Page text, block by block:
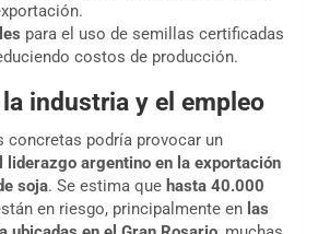
para el uso de semillas certificadas
costos de producción.
industria y el empleo
concretas podría provocar un
liderazgo argentino en la exportación
soja. Se estima que hasta 40.000
en riesgo, principalmente en las